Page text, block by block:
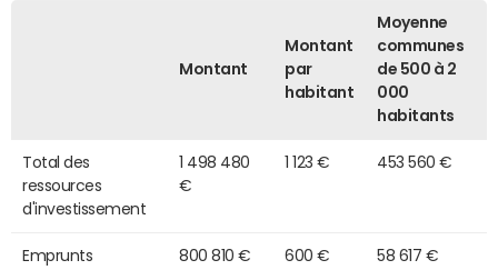
Montant
Montant
par
habitant
Moyenne
communes
de 500 à 2
000
habitants
Total des
ressources
d'investissement
1 498 480
€
1 123 € 453 560 €
Emprunts 800 810 € 600 € 58 617 €